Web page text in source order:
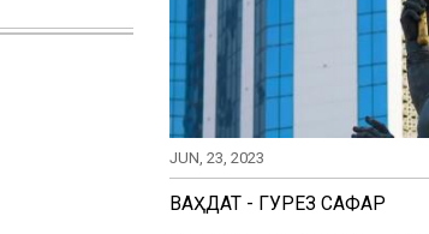
JUN, 23, 2023
ВАҲДАТ - ГУРЕЗ САФАР